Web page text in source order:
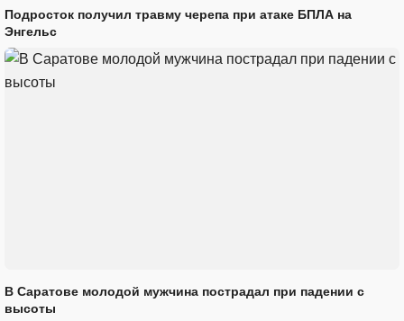
Подросток получил травму черепа при атаке БПЛА на
Энгельс
В Саратове молодой мужчина пострадал при падении с
высоты